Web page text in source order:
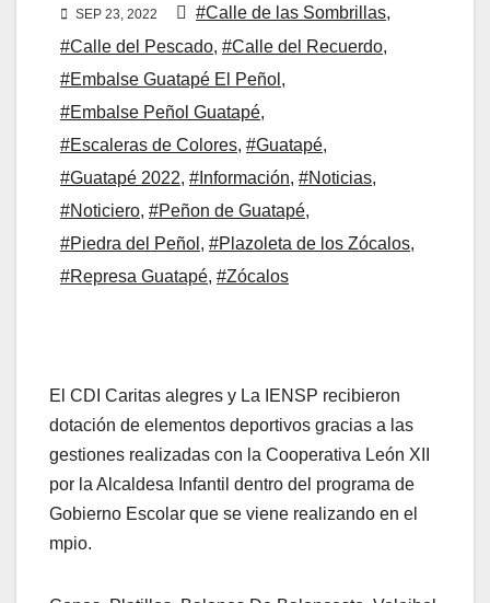
SEP 23, 2022 #Calle de las Sombrillas,
#Calle del Pescado, #Calle del Recuerdo,
#Embalse Guatapé El Peñol ,
#Embalse Peñol Guatapé,
#Escaleras de Colores, #Guatapé,
#Guatapé 2022, #Información, #Noticias,
#Noticiero, #Peñon de Guatapé,
#Piedra del Peñol , #Plazoleta de los Zócalos,
#Represa Guatapé, #Zócalos
El CDI Caritas alegres y La IENSP recibieron
dotación de elementos deportivos gracias a las
gestiones realizadas con la Cooperativa León XII
por la Alcaldesa Infantil dentro del programa de
Gobierno Escolar que se viene realizando en el
mpio.